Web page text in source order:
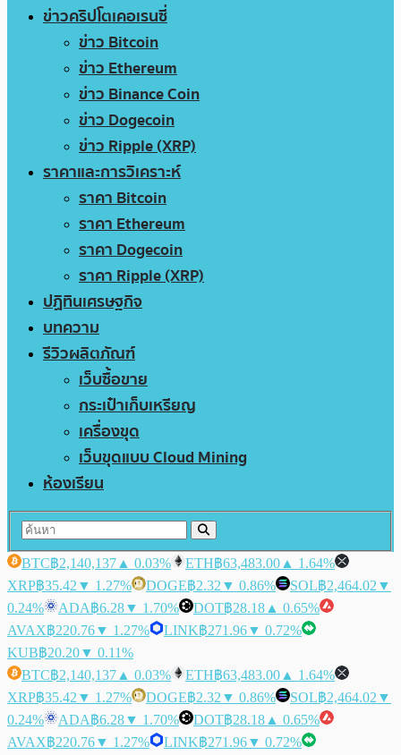
ข่าวคริปโตเคอเรนซี่
ข่าว Bitcoin
ข่าว Ethereum
ข่าว Binance Coin
ข่าว Dogecoin
ข่าว Ripple (XRP)
ราคาและการวิเคราะห์
ราคา Bitcoin
ราคา Ethereum
ราคา Dogecoin
ราคา Ripple (XRP)
ปฏิทินเศรษฐกิจ
บทความ
รีวิวผลิตภัณฑ์
เว็บซื้อขาย
กระเป๋าเก็บเหรียญ
เครื่องขุด
เว็บขุดแบบ Cloud Mining
ห้องเรียน
BTC฿2,140,137 ▲ 0.03% ETH฿63,483.00 ▲ 1.64%
XRP฿35.42 ▼ 1.27% DOGE฿2.32 ▼ 0.86% SOL฿2,464.02 ▼
0.24%
ADA฿6.28▼ 1.70% DOT฿28.18 ▲ 0.65%
AVAX฿220.76▼ 1.27% LINK฿271.96▼ 0.72%
KUB฿20.20▼ 0.11%
BTC฿2,140,137 ▲ 0.03% ETH฿63,483.00 ▲ 1.64%
XRP฿35.42 ▼ 1.27% DOGE฿2.32 ▼ 0.86% SOL฿2,464.02 ▼
0.24%
ADA฿6.28▼ 1.70% DOT฿28.18 ▲ 0.65%
AVAX฿220.76▼ 1.27% LINK฿271.96▼ 0.72%